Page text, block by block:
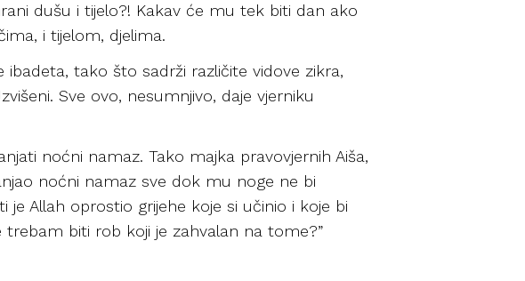
dušu i tijelo?! Kakav će mu tek biti dan ako
i tijelom, djelima.
tako što sadrži različite vidove zikra,
Sve ovo, nesumnjivo, daje vjerniku
noćni namaz. Tako majka pravovjernih Aiša,
noćni namaz sve dok mu noge ne bi
je Allah oprostio grijehe koje si učinio i koje bi
trebam biti rob koji je zahvalan na tome?”